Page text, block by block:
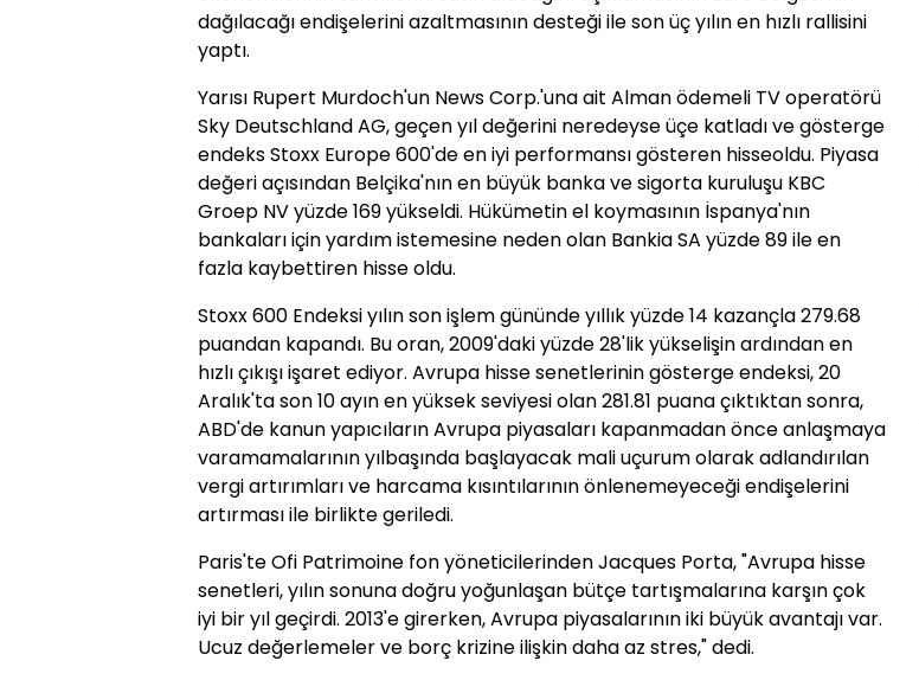
dağılacağı endişelerini azaltmasının desteği ile son üç yılın en hızlı rallisini
yaptı.
Yarısı Rupert Murdoch'un News Corp.'una ait Alman ödemeli TV operatörü
Sky Deutschland AG, geçen yıl değerini neredeyse üçe katladı ve gösterge
endeks Stoxx Europe 600'de en iyi performansı gösteren hisseoldu. Piyasa
değeri açısından Belçika'nın en büyük banka ve sigorta kuruluşu KBC
Groep NV yüzde 169 yükseldi. Hükümetin el koymasının İspanya'nın
bankaları için yardım istemesine neden olan Bankia SA yüzde 89 ile en
fazla kaybettiren hisse oldu.
Stoxx 600 Endeksi yılın son işlem gününde yıllık yüzde 14 kazançla 279.68
puandan kapandı. Bu oran, 2009'daki yüzde 28'lik yükselişin ardından en
hızlı çıkışı işaret ediyor. Avrupa hisse senetlerinin gösterge endeksi, 20
Aralık'ta son 10 ayın en yüksek seviyesi olan 281.81 puana çıktıktan sonra,
ABD'de kanun yapıcıların Avrupa piyasaları kapanmadan önce anlaşmaya
varamamalarının yılbaşında başlayacak mali uçurum olarak adlandırılan
vergi artırımları ve harcama kısıntılarının önlenemeyeceği endişelerini
artırması ile birlikte geriledi.
Paris'te Ofi Patrimoine fon yöneticilerinden Jacques Porta, "Avrupa hisse
senetleri, yılın sonuna doğru yoğunlaşan bütçe tartışmalarına karşın çok
iyi bir yıl geçirdi. 2013'e girerken, Avrupa piyasalarının iki büyük avantajı var.
Ucuz değerlemeler ve borç krizine ilişkin daha az stres," dedi.